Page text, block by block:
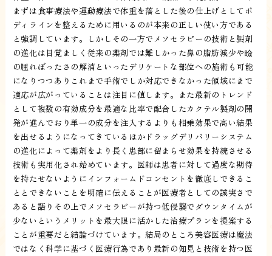
まずは食事療法や運動療法で体重を落とした後の仕上げとしてボ
ディラインを整えるために用いるのが本来の正しい使い方である
と強調しています。しかしその一方でメソセラピーの技術と製剤
の進化は目覚ましく従来の薬剤では難しかった鼻の脂肪減少や瞼
の腫れぼったさの解消といったデリケートな部位への施術も可能
になりつつありこれまで手術でしか対応できなかった領域にまで
適応が広がっていることは注目に値します。また最新のトレンド
として複数の有効成分を最適な比率で配合したカクテル製剤の開
発が進んでおり単一の成分を注入するよりも相乗効果で高い結果
を出せるようになってきているほかドラッグデリバリーシステム
の進化によって薬剤をより長く患部に留まらせ効果を持続させる
技術も実用化され始めています。医師は患者に対して過度な期待
を持たせないようにインフォームドコンセントを徹底しできるこ
ととできないことを明確に伝えることが医療者としての誠実さで
あると語りその上でメソセラピーが持つ低侵襲でダウンタイムが
少ないというメリットを最大限に活かした治療プランを提案する
ことが重要だと結論づけています。結局のところ美容医療は魔法
ではなく科学に基づく医療行為であり最新の知見と技術を持つ医